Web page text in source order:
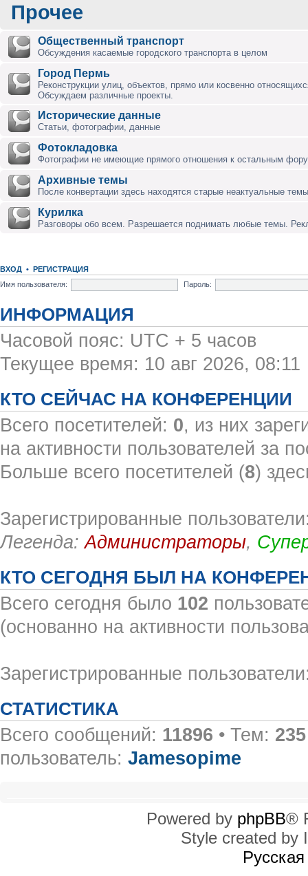
Прочее
Общественный транспорт
Обсуждения касаемые городского транспорта в целом
Город Пермь
Реконструкции улиц, объектов, прямо или косвенно
Обсуждаем различные проекты.
Исторические данные
Статьи, фотографии, данные
Фотокладовка
Фотографии не имеющие прямого отношения к остальным
Архивные темы
После конвертации здесь находятся старые неактуальные
Курилка
Разговоры обо всем. Разрешается поднимать любые темы.
ВХОД • РЕГИСТРАЦИЯ
Имя пользователя:
Пароль:
ИНФОРМАЦИЯ
Часовой пояс: UTC + 5 часов
Текущее время: 10 авг 2026, 08:11
КТО СЕЙЧАС НА КОНФЕРЕНЦИИ
Всего посетителей: 0, из них
на активности пользователей за
Больше всего посетителей (8)
Зарегистрированные
Легенда:Администраторы,
КТО СЕГОДНЯ БЫЛ НА
Всего сегодня было 102
(основанно на активности
Зарегистрированные
СТАТИСТИКА
Всего сообщений: 11896 • Тем: 235
пользователь: Jamesopime
Powered by phpBB®
Style created by